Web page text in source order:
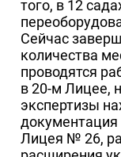
того, в 12
Сейчас
количества
проводятся
в 20-м Лицее,
экспертизы
документация
Лицея № 26,